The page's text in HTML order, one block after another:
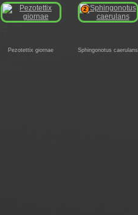
Pezotettix giornae
2
Sphingonotus caerulans